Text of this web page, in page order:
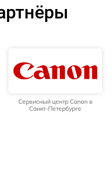
Сервисный центр Canon в
Санкт-Петербурге